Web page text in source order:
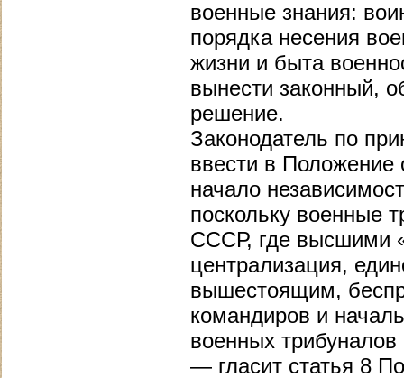
военные знания:
порядка несения
жизни и быта
вынести законный,
решение.
Законодатель по
ввести в Положение
начало
поскольку военные
СССР, где высшими
централизация,
вышестоящим,
командиров и
военных
— гласит статья 8